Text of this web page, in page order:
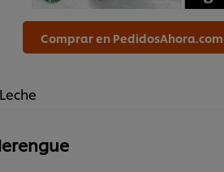
Comprar en PedidosAhora.com
Leche